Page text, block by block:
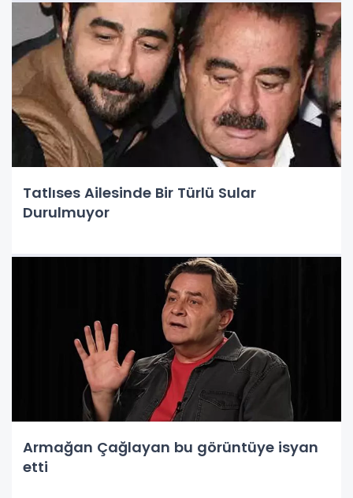
Tatlıses Ailesinde Bir Türlü Sular
Durulmuyor
Armağan Çağlayan bu görüntüye isyan
etti